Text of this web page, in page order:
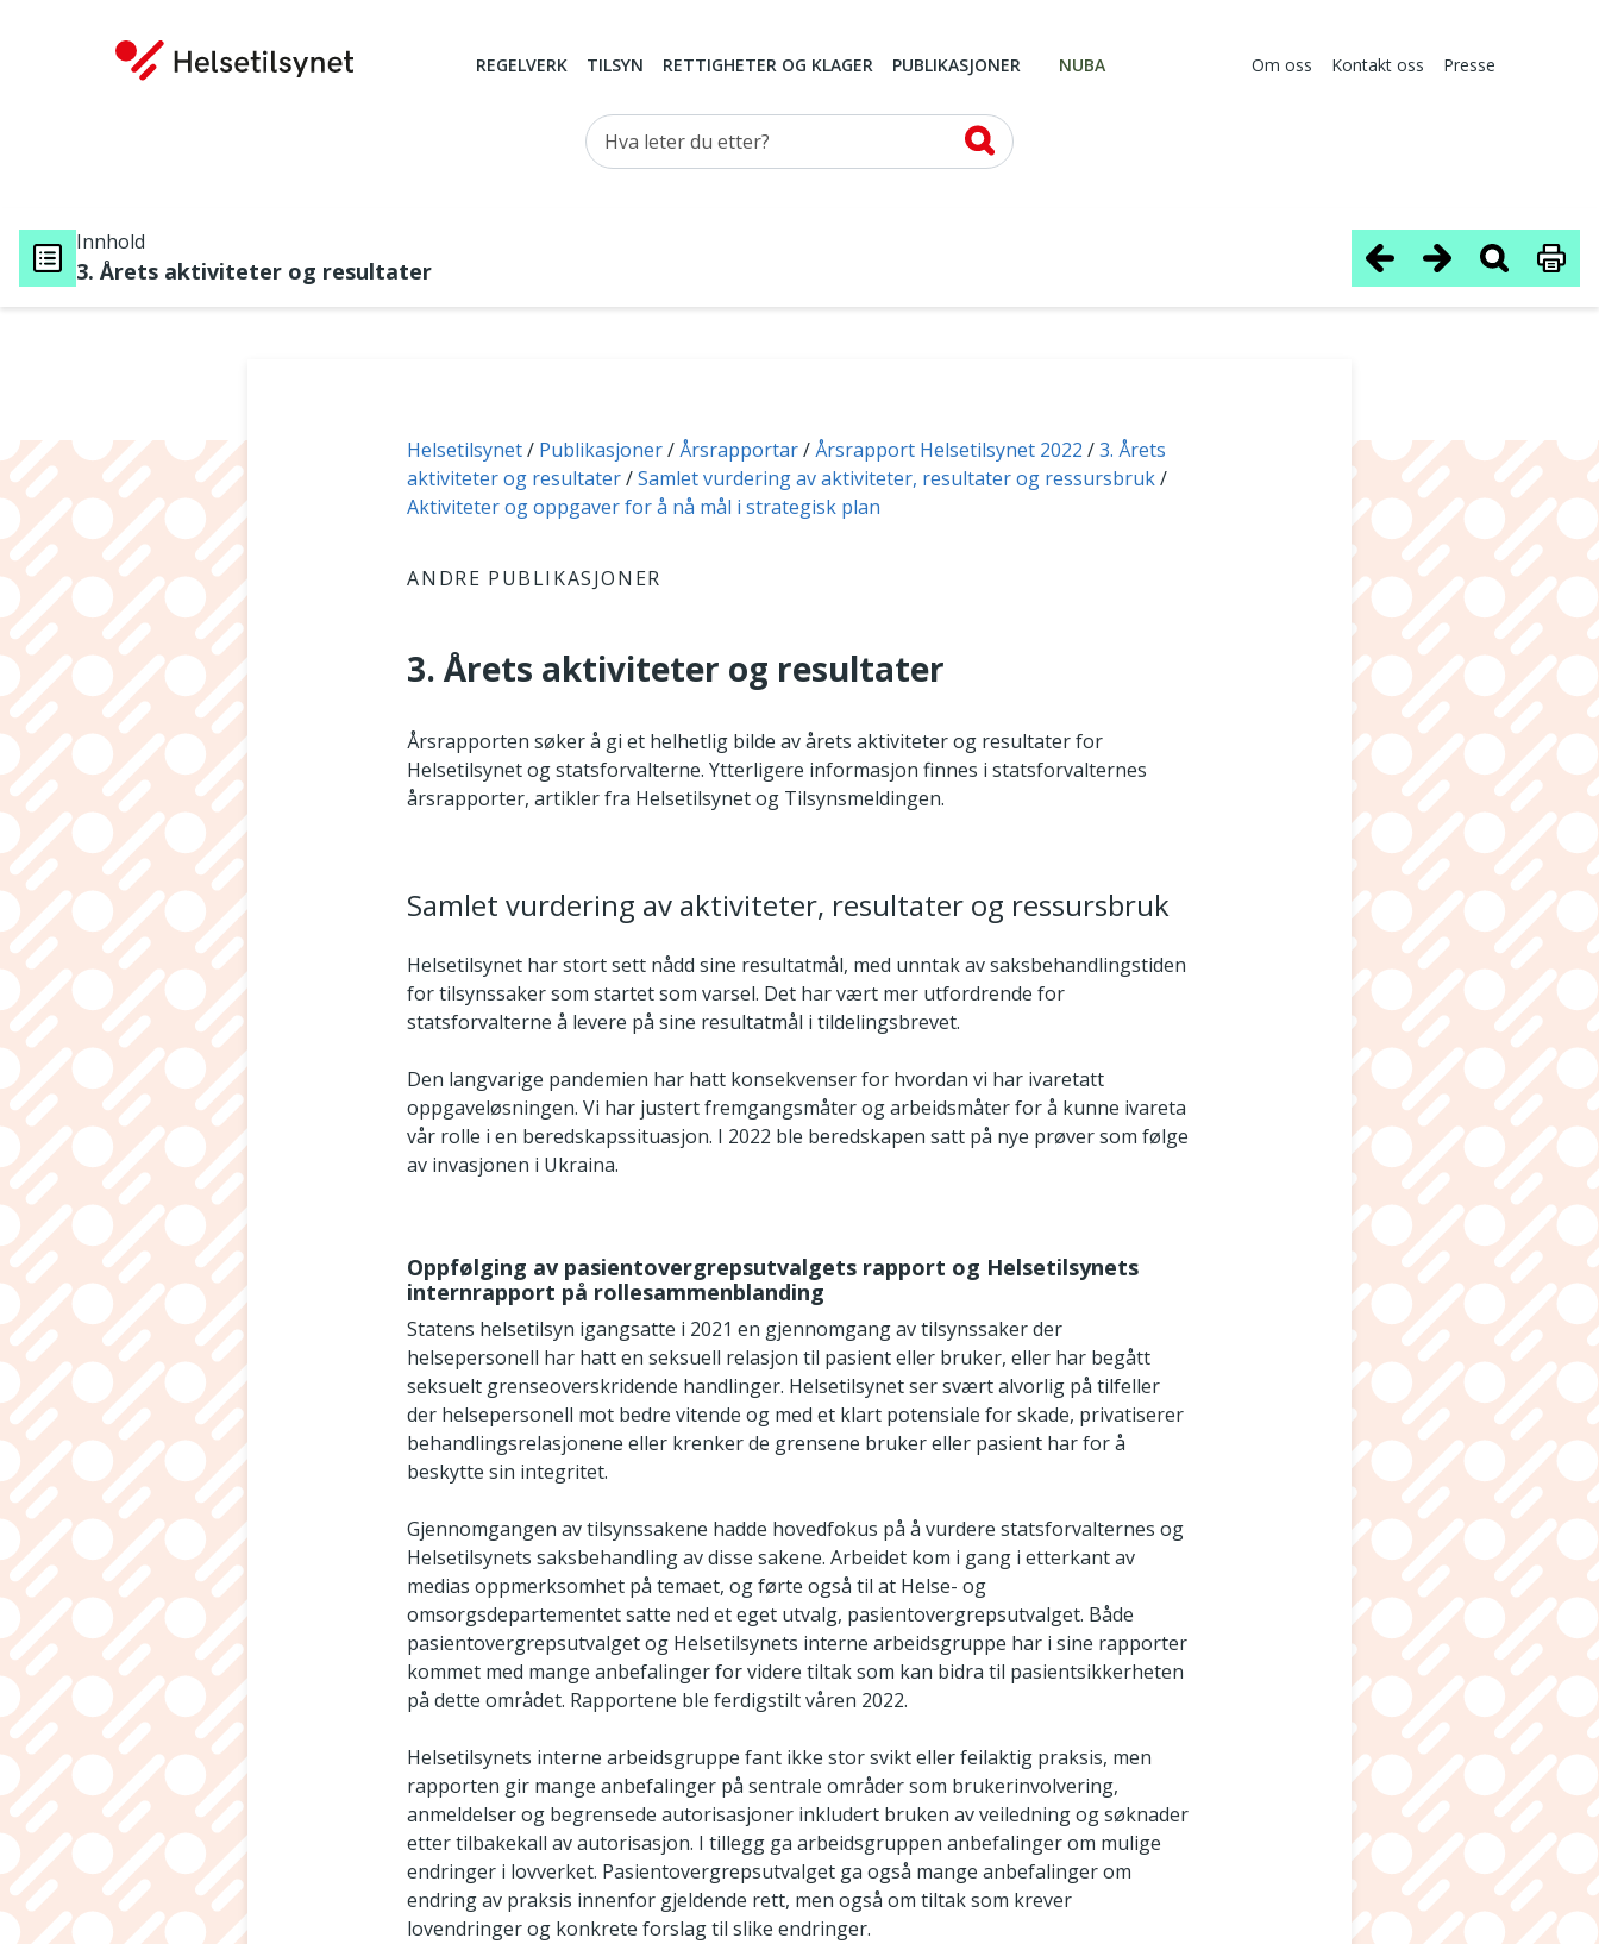
REGELVERK TILSYN RETTIGHETER OG KLAGER PUBLIKASJONER NUBA Om oss Kontakt oss Presse
Hva leter du etter?
Innhold
3. Årets aktiviteter og resultater
Du er her:
Helsetilsynet Publikasjoner Årsrapportar Årsrapport Helsetilsynet 2022
3. Årets
aktiviteter og resultater
Samlet vurdering av aktiviteter, resultater og ressursbruk
Aktiviteter og oppgaver for å nå mål i strategisk plan
ANDRE PUBLIKASJONER
3. Årets aktiviteter og resultater
Årsrapporten søker å gi et helhetlig bilde av årets aktiviteter og resultater for
Helsetilsynet og statsforvalterne. Ytterligere informasjon finnes i statsforvalternes
årsrapporter, artikler fra Helsetilsynet og Tilsynsmeldingen.
Samlet vurdering av aktiviteter, resultater og ressursbruk
Helsetilsynet har stort sett nådd sine resultatmål, med unntak av saksbehandlingstiden
for tilsynssaker som startet som varsel. Det har vært mer utfordrende for
statsforvalterne å levere på sine resultatmål i tildelingsbrevet.
Den langvarige pandemien har hatt konsekvenser for hvordan vi har ivaretatt
oppgaveløsningen. Vi har justert fremgangsmåter og arbeidsmåter for å kunne ivareta
vår rolle i en beredskapssituasjon. I 2022 ble beredskapen satt på nye prøver som følge
av invasjonen i Ukraina.
Oppfølging av pasientovergrepsutvalgets rapport og Helsetilsynets
internrapport på rollesammenblanding
Statens helsetilsyn igangsatte i 2021 en gjennomgang av tilsynssaker der
helsepersonell har hatt en seksuell relasjon til pasient eller bruker, eller har begått
seksuelt grenseoverskridende handlinger. Helsetilsynet ser svært alvorlig på tilfeller
der helsepersonell mot bedre vitende og med et klart potensiale for skade, privatiserer
behandlingsrelasjonene eller krenker de grensene bruker eller pasient har for å
beskytte sin integritet.
Gjennomgangen av tilsynssakene hadde hovedfokus på å vurdere statsforvalternes og
Helsetilsynets saksbehandling av disse sakene. Arbeidet kom i gang i etterkant av
medias oppmerksomhet på temaet, og førte også til at Helse- og
omsorgsdepartementet satte ned et eget utvalg, pasientovergrepsutvalget. Både
pasientovergrepsutvalget og Helsetilsynets interne arbeidsgruppe har i sine rapporter
kommet med mange anbefalinger for videre tiltak som kan bidra til pasientsikkerheten
på dette området. Rapportene ble ferdigstilt våren 2022.
Helsetilsynets interne arbeidsgruppe fant ikke stor svikt eller feilaktig praksis, men
rapporten gir mange anbefalinger på sentrale områder som brukerinvolvering,
anmeldelser og begrensede autorisasjoner inkludert bruken av veiledning og søknader
etter tilbakekall av autorisasjon. I tillegg ga arbeidsgruppen anbefalinger om mulige
endringer i lovverket. Pasientovergrepsutvalget ga også mange anbefalinger om
endring av praksis innenfor gjeldende rett, men også om tiltak som krever
lovendringer og konkrete forslag til slike endringer.